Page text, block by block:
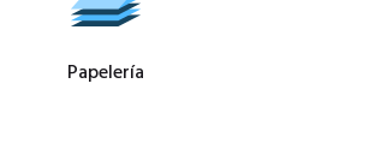
Papelería